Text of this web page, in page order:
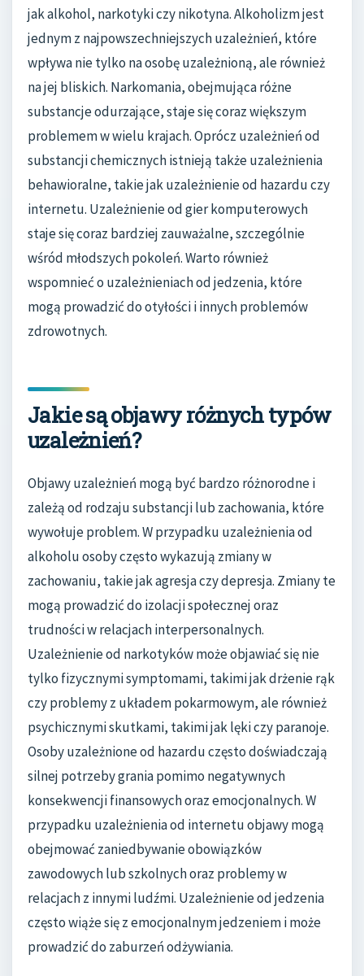
jak alkohol, narkotyki czy nikotyna. Alkoholizm jest
jednym z najpowszechniejszych uzależnień, które
wpływa nie tylko na osobę uzależnioną, ale również
na jej bliskich. Narkomania, obejmująca różne
substancje odurzające, staje się coraz większym
problemem w wielu krajach. Oprócz uzależnień od
substancji chemicznych istnieją także uzależnienia
behawioralne, takie jak uzależnienie od hazardu czy
internetu. Uzależnienie od gier komputerowych
staje się coraz bardziej zauważalne, szczególnie
wśród młodszych pokoleń. Warto również
wspomnieć o uzależnieniach od jedzenia, które
mogą prowadzić do otyłości i innych problemów
zdrowotnych.
Jakie są objawy różnych typów
uzależnień?
Objawy uzależnień mogą być bardzo różnorodne i
zależą od rodzaju substancji lub zachowania, które
wywołuje problem. W przypadku uzależnienia od
alkoholu osoby często wykazują zmiany w
zachowaniu, takie jak agresja czy depresja. Zmiany te
mogą prowadzić do izolacji społecznej oraz
trudności w relacjach interpersonalnych.
Uzależnienie od narkotyków może objawiać się nie
tylko fizycznymi symptomami, takimi jak drżenie rąk
czy problemy z układem pokarmowym, ale również
psychicznymi skutkami, takimi jak lęki czy paranoje.
Osoby uzależnione od hazardu często doświadczają
silnej potrzeby grania pomimo negatywnych
konsekwencji finansowych oraz emocjonalnych. W
przypadku uzależnienia od internetu objawy mogą
obejmować zaniedbywanie obowiązków
zawodowych lub szkolnych oraz problemy w
relacjach z innymi ludźmi. Uzależnienie od jedzenia
często wiąże się z emocjonalnym jedzeniem i może
prowadzić do zaburzeń odżywiania.